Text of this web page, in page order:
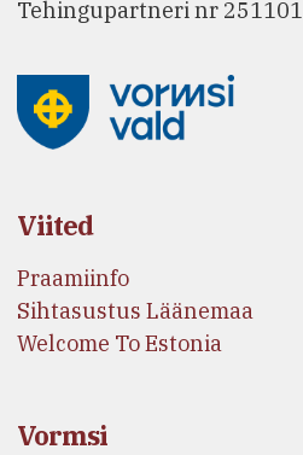
Tehingupartneri nr 251101
Viited
Praamiinfo
Sihtasustus Läänemaa
Welcome To Estonia
Vormsi